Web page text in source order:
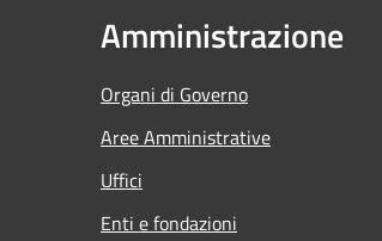
Amministrazione
Organi di Governo
Aree Amministrative
Uffici
Enti e fondazioni